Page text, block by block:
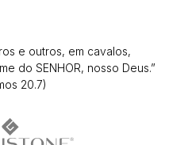
e outros, em cavalos,
do SENHOR, nosso Deus.”
20.7)